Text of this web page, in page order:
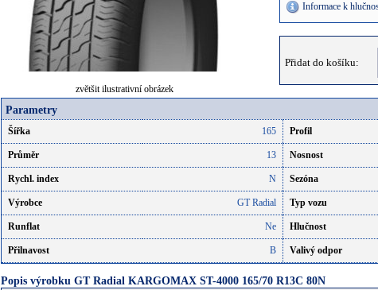
zvětšit ilustrativní obrázek
Informace k
Přidat do košíku:
Parametry
Šířka 165 Profil
Průměr 13 Nosnost
Rychl. index N Sezóna
Výrobce GT Radial Typ vozu
Runflat Ne Hlučnost
Přilnavost B Valivý odpor
Popis výrobku GT Radial KARGOMAX ST-4000 165/70 R13C 80N